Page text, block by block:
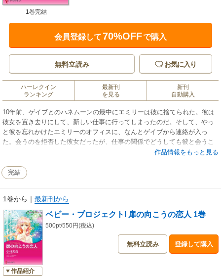
1巻完結
会員登録して70%OFFで購入
無料立読み お気に入り
ハーレクイン
ランキング
最新刊
を見る
新刊
自動購入
10年前、ゲイブとのハネムーンの最中にエミリーは彼に捨てられた。彼は
彼女を置き去りにして、新しい仕事に行ってしまったのだ。そして、やっ
と彼を忘れかけたエミリーのオフィスに、なんとゲイブから連絡が入っ
た。会うのを拒否した彼女だったが、仕事の関係でどうしても彼と会うこ
とになってしまう。もう結婚はこりごりの彼女だったが、子供は欲しいと
と一緒に子供を作ろう…と!!
作品情報をもっと見る
完結
1巻から ｜ 最新刊から
作品紹介
ベビー・プロジェクトI 扉の向こうの恋人 1巻
500pt/550円(税込)
無料立読み 登録して購入